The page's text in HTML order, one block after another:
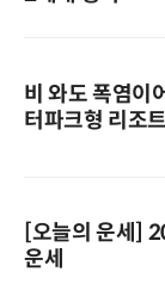
비 와도 폭염이
터파크형 리조
[오늘의 운세]
운세